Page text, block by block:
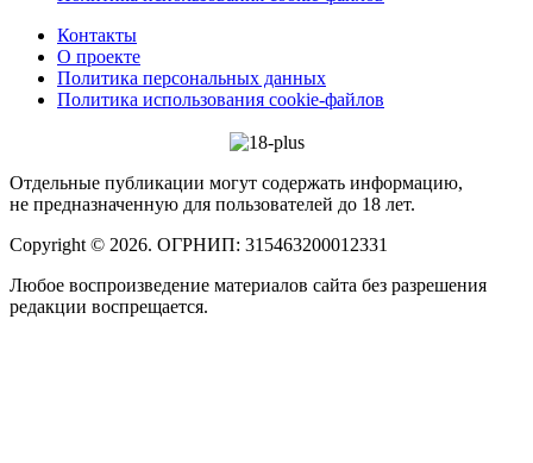
Контакты
О проекте
Политика персональных данных
Политика использования cookie-файлов
Отдельные публикации могут содержать информацию,
не предназначенную для пользователей до 18 лет.
Copyright © 2026. ОГРНИП: 315463200012331
Любое воспроизведение материалов сайта без разрешения
редакции воспрещается.